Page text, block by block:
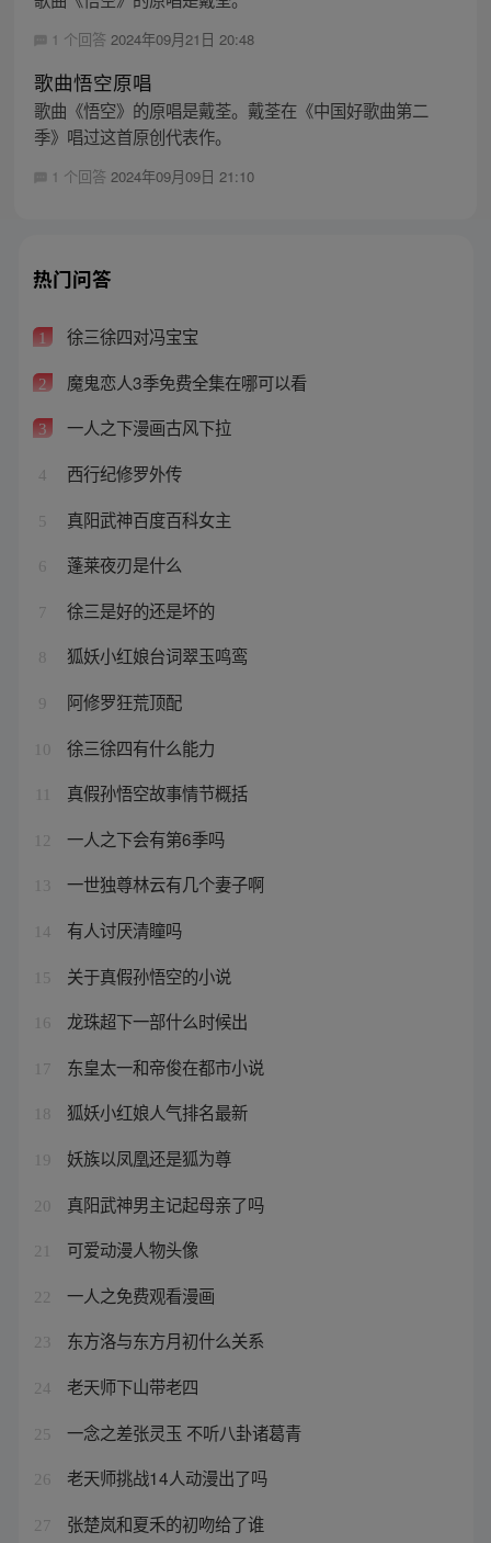
1 个回答 2024年09月21日 20:48
歌曲悟空原唱
歌曲《悟空》的原唱是戴荃。戴荃在《中国好歌曲第二
季》唱过这首原创代表作。
1 个回答 2024年09月09日 21:10
热门问答
1 徐三徐四对冯宝宝
2 魔鬼恋人3季免费全集在哪可以看
3 一人之下漫画古风下拉
4 西行纪修罗外传
5 真阳武神百度百科女主
6 蓬莱夜刃是什么
7 徐三是好的还是坏的
8 狐妖小红娘台词翠玉鸣鸾
9 阿修罗狂荒顶配
10 徐三徐四有什么能力
真假孙悟空故事情节概括
12 一人之下会有第6季吗
13 一世独尊林云有几个妻子啊
14 有人讨厌清瞳吗
15 关于真假孙悟空的小说
16 龙珠超下一部什么时候出
17 东皇太一和帝俊在都市小说
18 狐妖小红娘人气排名最新
19 妖族以凤凰还是狐为尊
20 真阳武神男主记起母亲了吗
21 可爱动漫人物头像
22 一人之免费观看漫画
23 东方洛与东方月初什么关系
24 老天师下山带老四
25 一念之差张灵玉 不听八卦诸葛青
26 老天师挑战14人动漫出了吗
27 张楚岚和夏禾的初吻给了谁